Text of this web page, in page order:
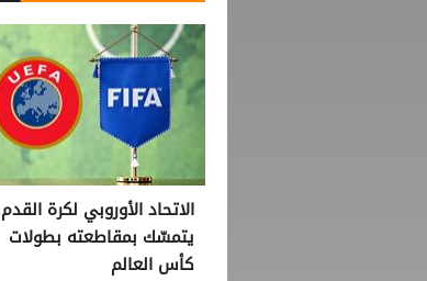
الاتحاد الأوروبي لكرة القدم
يتمسّك بمقاطعته بطولات
كأس العالم